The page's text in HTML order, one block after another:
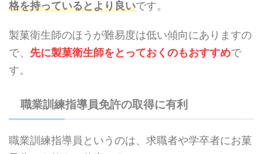
格を持っているとより良いです。
製菓衛生師のほうが難易度は低い傾向にありますの
で、 先に製菓衛生師をとっておくのもおすすめで
す。
職業訓練指導員免許の取得に有利
職業訓練指導員というのは、求職者や学卒者にお菓